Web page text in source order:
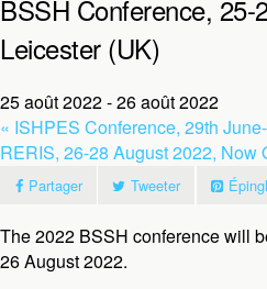
BSSH Conference, 25-
Leicester (UK)
25 août 2022-26 août 2022
« ISHPES Conference, 29th
RERIS, 26-28 August 2022, Now
Partager Tweeter
The 2022 BSSH conference will
26 August 2022.